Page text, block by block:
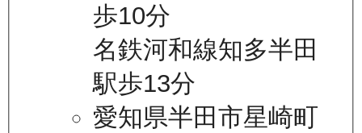
歩10分
名鉄河和線知多半田
駅歩13分
愛知県半田市星崎町